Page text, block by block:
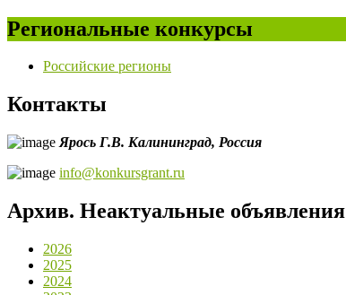
Региональные конкурсы
Российские регионы
Контакты
Ярось Г.В. Калининград, Россия
info@konkursgrant.ru
Архив. Неактуальные объявления
2026
2025
2024